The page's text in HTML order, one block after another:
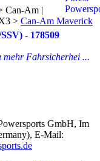
- 178509
mehr Fahrsicherhei ...
Can-Am |
> Can-Am Maverick
GmbH, Im
E-Mail: